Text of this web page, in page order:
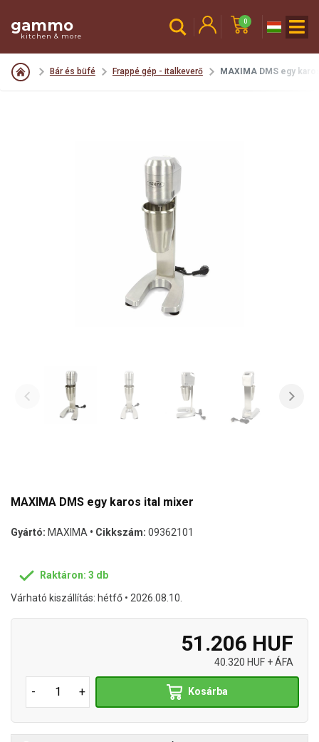
gammo
kitchen & more
0
Bár és büfé Frappé gép - italkeverő MAXIMA DMS egy
MAXIMA DMS egy karos ital mixer
Gyártó: MAXIMA • Cikkszám: 09362101
Raktáron: 3 db
Várható kiszállítás: hétfő • 2026.08.10.
51.206 HUF
40.320 HUF + ÁFA
- + Kosárba